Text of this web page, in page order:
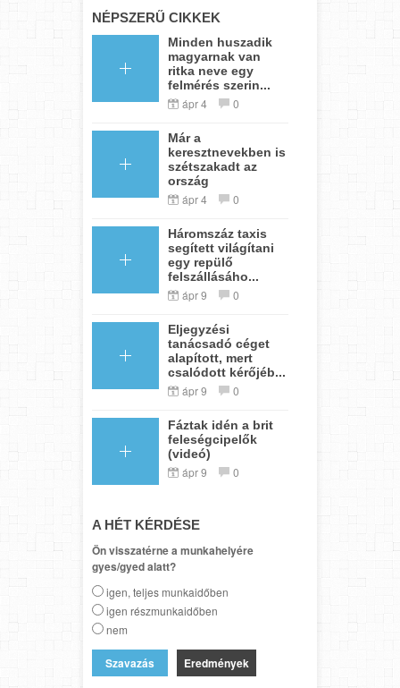
NÉPSZERŰ CIKKEK
Minden huszadik
magyarnak van
ritka neve egy
felmérés szerin...
ápr 4 0
Már a
keresztnevekben is
szétszakadt az
ország
ápr 4 0
Háromszáz taxis
segített világítani
egy repülő
felszállásáho...
ápr 9 0
Eljegyzési
tanácsadó céget
alapított, mert
csalódott kérőjéb...
ápr 9 0
Fáztak idén a brit
feleségcipelők
(videó)
ápr 9 0
A HÉT KÉRDÉSE
Ön visszatérne a munkahelyére
gyes/gyed alatt?
igen, teljes munkaidőben
igen részmunkaidőben
nem
Eredmények